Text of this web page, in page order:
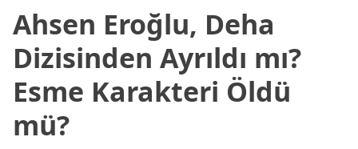
Ahsen Eroğlu, Deha
Dizisinden Ayrıldı mı?
Esme Karakteri Öldü
mü?